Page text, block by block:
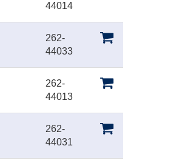
44014
262-
44033
262-
44013
262-
44031